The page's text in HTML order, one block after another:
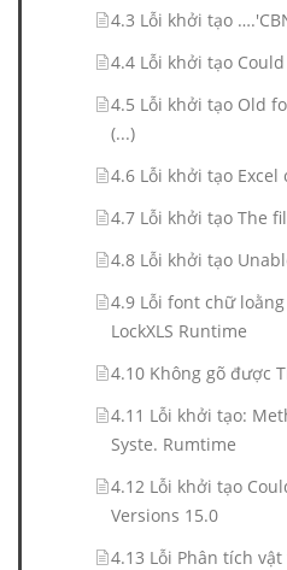
Dự toán BNSC4.3 Lỗi khởi tạo
4.4 Lỗi khởi tạo
4.5 Lỗi khởi tạo Old
(...)
4.6 Lỗi khởi tạo Excel
4.7 Lỗi khởi tạo The
4.8 Lỗi khởi tạo
4.9 Lỗi font chữ
LockXLS Runtime
4.10 Không gõ được
4.11 Lỗi khởi tạo:
Syste. Rumtime
4.12 Lỗi khởi tạo
Versions 15.0
4.13 Lỗi Phân tích